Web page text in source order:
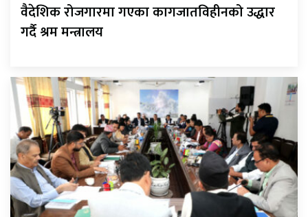
वैदेशिक रोजगारमा गएका कागजातविहीनको उद्धार
गर्दै श्रम मन्त्रालय